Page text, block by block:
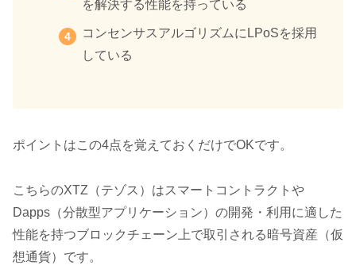
を解決する性能を持っている
コンセンサスアルゴリズムにLPoSを採用
している
ポイントはこの4点を覚えておくだけでOKです。
こちらのXTZ（テゾス）はスマートコントラクトや
Dapps（分散型アプリケーション）の開発・利用に適した
性能を持つブロックチェーン上で取引される暗号資産（仮
想通貨）です。